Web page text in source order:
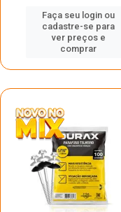
Faça seu login ou
cadastre-se para
ver preços e
comprar